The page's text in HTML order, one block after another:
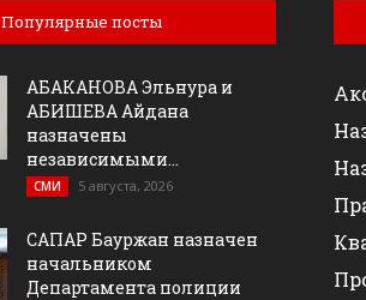
Популярные посты
АБАКАНОВА Эльнура и
АБИШЕВА Айдана
назначены
независимыми...
СМИ 5 августа, 2026
САПАР Бауржан назначен
начальником
Департамента полиции